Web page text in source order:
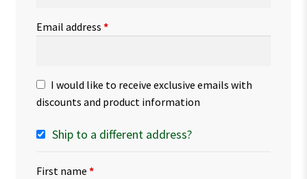
Email address *
I would like to receive exclusive emails with
discounts and product information
Ship to a different address?
First name *